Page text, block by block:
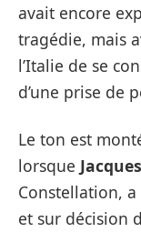
avait encore
tragédie, mais
l’Italie de se
d’une prise de
Le ton est
lorsque
Constellation,
et sur décision